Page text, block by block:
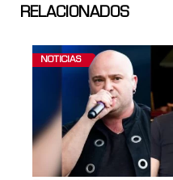
RELACIONADOS
NOTICIAS